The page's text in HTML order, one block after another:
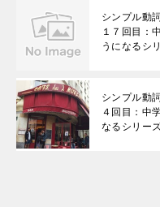
シンプル動
１７回目：
うになるシ
シンプル動
４回目：中
なるシリー